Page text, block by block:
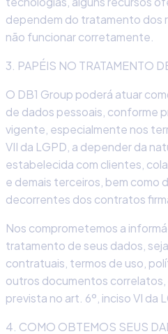
dependem do tratamento dos
não funcionar corretamente.
3. PAPÉIS NO TRATAMENTO
O DB1 Group poderá atuar
de dados pessoais, conforme
vigente, especialmente nos
VII da LGPD, a depender da
estabelecida com clientes,
e demais terceiros, bem como
decorrentes dos contratos
Nos comprometemos a
tratamento de seus dados,
contratuais, termos de uso,
outros documentos
prevista no art. 6º, inciso VI da
4. COMO OBTEMOS SEUS